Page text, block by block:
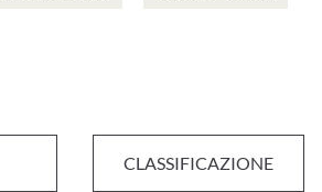
CLASSIFICAZIONE
Anelli midi - Shining Round
10,95 €*